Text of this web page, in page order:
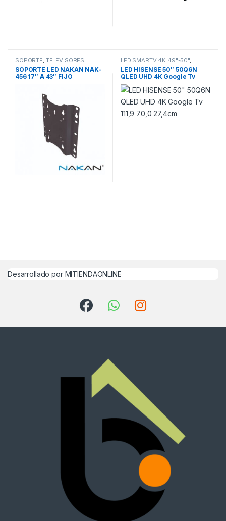
SOPORTE, TELEVISORES
SOPORTE LED NAKAN NAK-
456 17″ A 43″ FIJO
LED SMARTV 4K 49"-50",
TELEVISORES
LED HISENSE 50″ 50Q6N
QLED UHD 4K Google Tv
111,9 70,0 27,4cm
Desarrollado por MITIENDAONLINE